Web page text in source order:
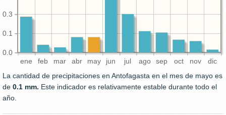
ene feb mar abr may jun jul ago sep oct nov dic
0.0
0.1
0.3
La cantidad de precipitaciones en Antofagasta en el mes de mayo es
de 0.1 mm. Este indicador es relativamente estable durante todo el
año.